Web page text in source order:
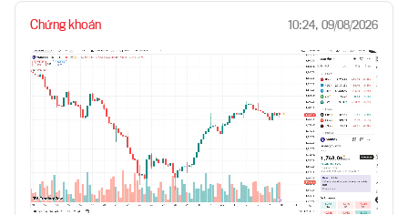
Chứng khoán 10:24, 09/08/2026